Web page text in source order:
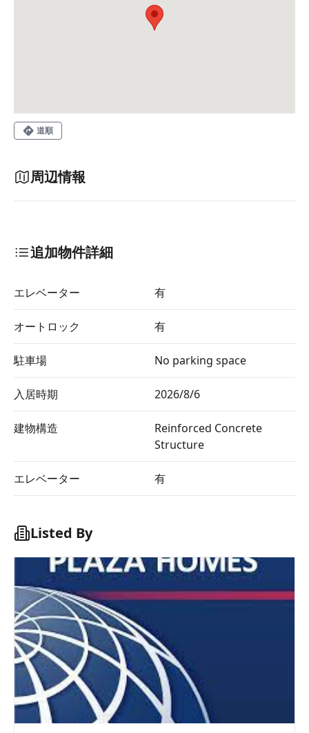
道順
周辺情報
追加物件詳細
エレベーター 有
オートロック 有
駐車場 No parking space
入居時期 2026/8/6
建物構造
Reinforced Concrete
Structure
エレベーター 有
Listed By